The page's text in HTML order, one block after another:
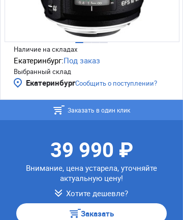
Наличие на складах
Екатеринбург:Под заказ
Выбранный склад
ЕкатеринбургСообщить о поступлении?
Заказать в один клик
39 990 ₽
Внимание, цена устарела, уточняйте
актуальную цену!
Хотите дешевле?
Заказать